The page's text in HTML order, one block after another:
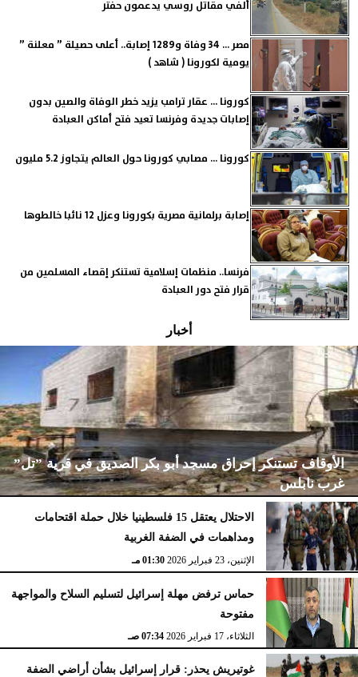
ألفي مقاتل روسي يدعمون حفتر
مصر ... 34 وفاة و1289 إصابة.. أعلى حصيلة ” معلنة ”
يومية لكورونا ( شاهد )
كورونا ... عقار ترامب يزيد خطر الوفاة والصين بدون
إصابات جديدة وفرنسا تعيد فتح أماكن العبادة
كورونا ... مصابي كورونا حول العالم يتجاوز 5.2 مليون
إصابة برلمانية مصرية بكورونا وعزل 12 نائبا خالطوها
فرنسا.. منظمات إسلامية تستنكر إقصاء المسلمين من
قرار فتح دور العبادة
أخبار
الأوقاف تستنكر إحراق مسجد أبو بكر الصديق في قرية ”تل”
غرب نابلس
الإثنين، 23 فبراير 2026 02:15 مـ
الاحتلال يعتقل 15 فلسطينيا خلال حملة اقتحامات
ومداهمات في الضفة الغربية
الإثنين، 23 فبراير 2026 01:30 مـ
حماس ترفض مهلة إسرائيل لتسليم السلاح والمواجهة
مفتوحة
الثلاثاء، 17 فبراير 2026 07:34 صـ
غوتيريش يحذر: قرار إسرائيل بشأن أراضي الضفة